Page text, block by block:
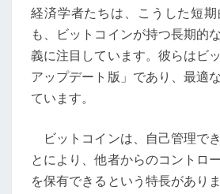
経済学者たちは、こうした短
も、ビットコインが持つ長期的
義に注目しています。彼らはビ
アップデート版」であり、最適
ています。
ビットコインは、自己管理で
とにより、他者からのコントロ
を保有できるという特長があり